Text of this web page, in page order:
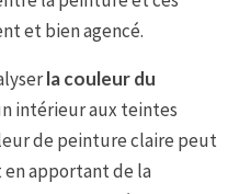
et bien agencé.
la couleur du
intérieur aux teintes
de peinture claire peut
apportant de la